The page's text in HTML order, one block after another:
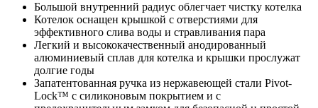
Большой внутренний радиус облегчает чистку котелка
Котелок оснащен крышкой с отверстиями для
эффективного слива воды и стравливания пара
Легкий и высококачественный анодированный
алюминиевый сплав для котелка и крышки прослужат
долгие годы
Запатентованная ручка из нержавеющей стали Pivot-
Lock™ с силиконовым покрытием и с